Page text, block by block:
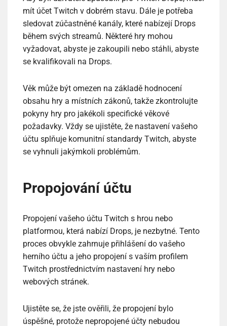
mít účet Twitch v dobrém stavu. Dále je potřeba
sledovat zúčastněné kanály, které nabízejí Drops
během svých streamů. Některé hry mohou
vyžadovat, abyste je zakoupili nebo stáhli, abyste
se kvalifikovali na Drops.
Věk může být omezen na základě hodnocení
obsahu hry a místních zákonů, takže zkontrolujte
pokyny hry pro jakékoli specifické věkové
požadavky. Vždy se ujistěte, že nastavení vašeho
účtu splňuje komunitní standardy Twitch, abyste
se vyhnuli jakýmkoli problémům.
Propojování účtu
Propojení vašeho účtu Twitch s hrou nebo
platformou, která nabízí Drops, je nezbytné. Tento
proces obvykle zahrnuje přihlášení do vašeho
herního účtu a jeho propojení s vaším profilem
Twitch prostřednictvím nastavení hry nebo
webových stránek.
Ujistěte se, že jste ověřili, že propojení bylo
úspěšné, protože nepropojené účty nebudou